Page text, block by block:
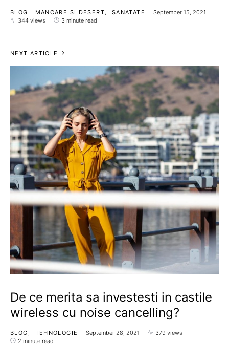
BLOG MANCARE SI DESERT SANATATE
September 15, 2021
344 views
3 minute read
NEXT ARTICLE
De ce merita sa investesti in castile
wireless cu noise cancelling?
BLOG TEHNOLOGIE September 28, 2021
379 views
2 minute read